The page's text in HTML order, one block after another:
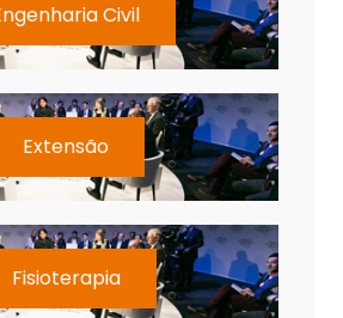
Civil
Extensão
Fisioterapia